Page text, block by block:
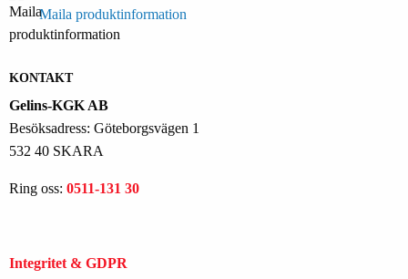
Maila produktinformation
KONTAKT
Gelins-KGK AB
Besöksadress: Göteborgsvägen 1
532 40 SKARA
Ring oss: 0511-131 30
Integritet & GDPR